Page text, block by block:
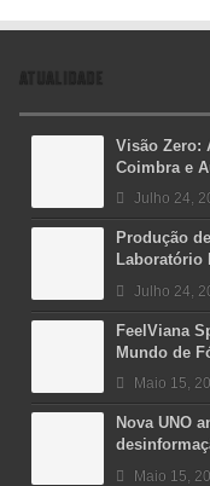
ATUALIDADE
Visão Zero:
Coimbra e
Julho 24,
Produção
Laboratório
Julho 24,
FeelViana
Mundo de
Maio 15,
Nova UNO
Maio 15,